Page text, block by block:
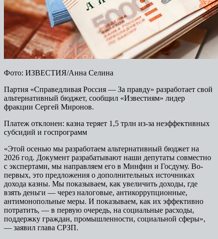
Фото: ИЗВЕСТИЯ/Анна Селина
Партия «Справедливая Россия — За правду» разработает свой
альтернативный бюджет, сообщил «Известиям» лидер
фракции Сергей Миронов.
Платеж отклонен: казна теряет 1,5 трлн из-за неэффективных
субсидий и госпрограмм
«Этой осенью мы разработаем альтернативный бюджет на
2026 год. Документ разрабатывают наши депутаты совместно
с экспертами, мы направляем его в Минфин и Госдуму. Во-
первых, это предложения о дополнительных источниках
дохода казны. Мы показываем, как увеличить доходы, где
взять деньги — через налоговые, антикоррупционные,
антимонопольные меры. И показываем, как их эффективно
потратить, — в первую очередь, на социальные расходы,
поддержку граждан, промышленности, социальной сферы»,
— заявил глава СРЗП.